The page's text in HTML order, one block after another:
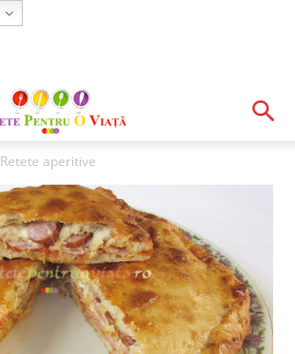
Retete aperitive